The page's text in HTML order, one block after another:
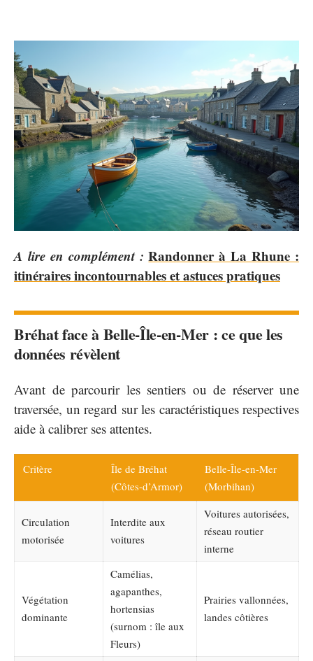
A lire en complément : Randonner à La Rhune :
itinéraires incontournables et astuces pratiques
Bréhat face à Belle-Île-en-Mer : ce que les
données révèlent
Avant de parcourir les sentiers ou de réserver une
traversée, un regard sur les caractéristiques respectives
aide à calibrer ses attentes.
Critère
Île de Bréhat
(Côtes-d’Armor)
Belle-Île-en-Mer
(Morbihan)
Circulation
motorisée
Interdite aux
voitures
Voitures autorisées,
réseau routier
interne
Végétation
dominante
Camélias,
agapanthes,
hortensias
(surnom : île aux
Fleurs)
Prairies vallonnées,
landes côtières